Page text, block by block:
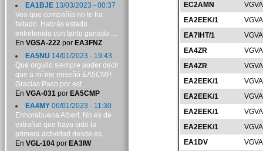
EC2AMN
EA2EEK/1
EA7IHT/1
EA4ZR
EA4ZR
EA2EEK/1
EA2EEK/1
EA2EEK/1
EA2EEK/1
EA1DV
EA1BJE13/03/2023 - 00:37
Veo que compañía no te ha
faltado. Habrás estado
entretenido con tanto ganado. ...
En VGSA-222por EA3FNZ
EA5NU 14/01/2023 - 19:43
Que orgullo siempre poder decir
que a mí me enseñó EA5CMP.
Gracias Paco por est...
En VGA-031 por EA5CMP
EA4MY06/01/2023 - 11:30
Enhorabuena Albert. No es de
extrañar que haya sido la
primera actividad desde es...
En VGL-104por EA3IW